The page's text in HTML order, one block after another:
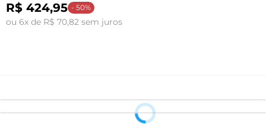
R$ 424,95 - 50%
ou 6x de R$ 70,82 sem juros